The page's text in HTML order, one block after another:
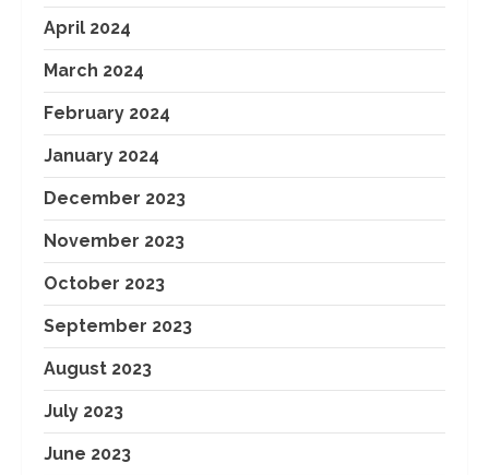
April 2024
March 2024
February 2024
January 2024
December 2023
November 2023
October 2023
September 2023
August 2023
July 2023
June 2023